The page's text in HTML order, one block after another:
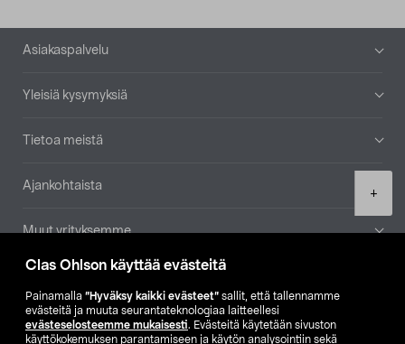
Clas Ohlson käyttää evästeitä
Painamalla ”Hyväksy kaikki evästeet” sallit, että tallennamme
evästeitä ja muuta seurantateknologiaa laitteellesi
evästeselosteemme mukaisesti. Evästeitä käytetään sivuston
käyttökokemuksen parantamiseen ja käytön analysointiin sekä
+
Alatunniste
Asiakaspalvelu
Yleisiä kysymyksiä
Tietoa meistä
Ajankohtaista
Muut yrityksemme
Etsi myymälä
SE NO FI